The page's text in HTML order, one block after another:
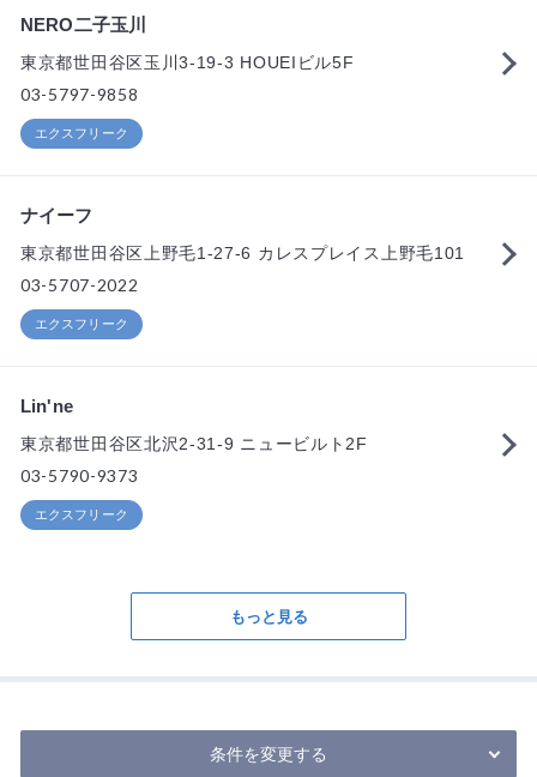
条件を変更する
NERO二子玉川
東京都世田谷区玉川3-19-3 HOUEIビル5F
03-5797-9858
エクスフリーク
ナイーフ
東京都世田谷区上野毛1-27-6 カレスプレイス上野毛101
03-5707-2022
エクスフリーク
Lin'ne
東京都世田谷区北沢2-31-9 ニュービルト2F
03-5790-9373
エクスフリーク
もっと見る